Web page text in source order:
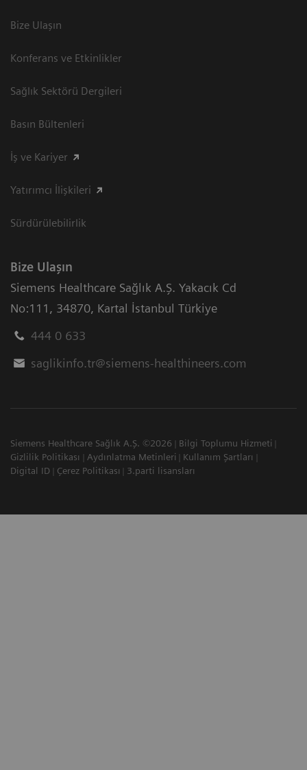
Bize Ulaşın
Konferans ve Etkinlikler
Sağlık Sektörü Dergileri
Basın Bültenleri
İş ve Kariyer
Yatırımcı İlişkileri
Sürdürülebilirlik
Bize Ulaşın
Siemens Healthcare Sağlık A.Ş. Yakacık Cd
No:111, 34870, Kartal İstanbul Türkiye
444 0 633
saglikinfo.tr@siemens-healthineers.com
Siemens Healthcare Sağlık A.Ş. ©2026
Bilgi Toplumu Hizmeti
Gizlilik Politikası
Aydınlatma Metinleri
Kullanım Şartları
Digital ID
Çerez Politikası 3.parti lisansları